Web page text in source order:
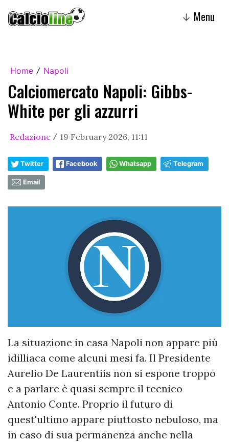
↓ Menu
Home / Napoli
Calciomercato Napoli: Gibbs-
White per gli azzurri
Redazione / 19 February 2026, 11:11
Twitter Facebook Whatsapp Telegram
Email
La situazione in casa Napoli non appare più
idilliaca come alcuni mesi fa. Il Presidente
Aurelio De Laurentiis non si espone troppo
e a parlare è quasi sempre il tecnico
Antonio Conte. Proprio il futuro di
quest'ultimo appare piuttosto nebuloso, ma
in caso di sua permanenza anche nella